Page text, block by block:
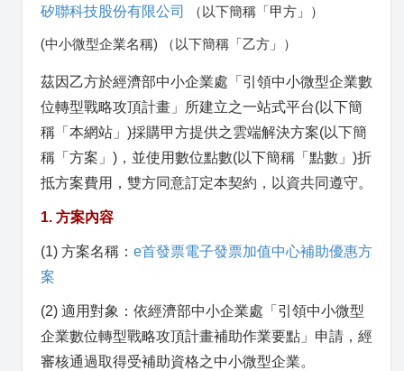
矽聯科技股份有限公司
（以下簡稱「甲方」）
(中小微型企業名稱) （以下簡稱「乙方」）
茲因乙方於經濟部中小企業處「引領中小微型企業數
位轉型戰略攻頂計畫」所建立之一站式平台(以下簡
稱「本網站」)採購甲方提供之雲端解決方案(以下簡
稱「方案」)，並使用數位點數(以下簡稱「點數」)折
抵方案費用，雙方同意訂定本契約，以資共同遵守。
1. 方案內容
(1) 方案名稱： e首發票電子發票加值中心補助優惠方
案
(2) 適用對象：依經濟部中小企業處「引領中小微型
企業數位轉型戰略攻頂計畫補助作業要點」申請，經
審核通過取得受補助資格之中小微型企業。